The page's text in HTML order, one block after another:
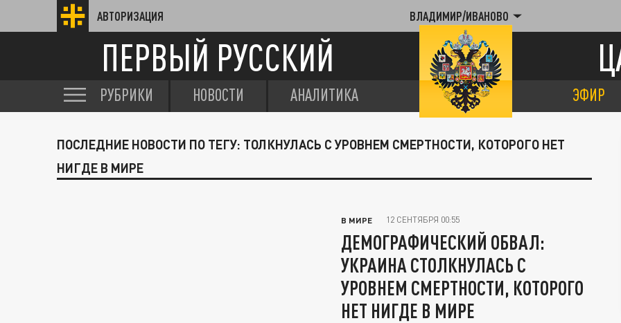
АВТОРИЗАЦИЯ ВЛАДИМИР/ИВАНОВО
ПЕРВЫЙ РУССКИЙ
РУБРИКИ НОВОСТИ АНАЛИТИКА ЭФИР
ПОСЛЕДНИЕ НОВОСТИ ПО ТЕГУ: ТОЛКНУЛАСЬ С УРОВНЕМ СМЕРТНОСТИ, КОТОРОГО НЕТ
НИГДЕ В МИРЕ
В МИРЕ 12 СЕНТЯБРЯ 00:55
ДЕМОГРАФИЧЕСКИЙ ОБВАЛ:
УКРАИНА СТОЛКНУЛАСЬ С
УРОВНЕМ СМЕРТНОСТИ, КОТОРОГО
НЕТ НИГДЕ В МИРЕ